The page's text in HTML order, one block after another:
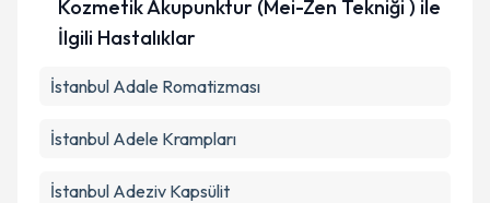
Kozmetik Akupunktur (Mei-Zen Tekniği ) ile
İlgili Hastalıklar
İstanbul Adale Romatizması
İstanbul Adele Krampları
İstanbul Adeziv Kapsülit